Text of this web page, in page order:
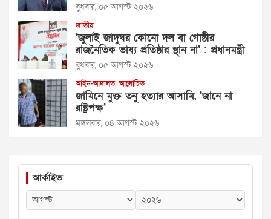
বুধবার, ০৫ আগস্ট ২০২৬
জাতীয়
‘জুলাই জাদুঘর কোনো দল বা গোষ্ঠীর
রাজনৈতিক ভাষ্য প্রতিষ্ঠার স্থান না’ : প্রধানমন্ত্রী
বুধবার, ০৫ আগস্ট ২০২৬
আইন-আদালত আলোচিত
জামিনে মুক্ত তনু হত্যার আসামি, ‘জানে না
রাষ্ট্রপক্ষ’
মঙ্গলবার, ০৪ আগস্ট ২০২৬
আর্কাইভ